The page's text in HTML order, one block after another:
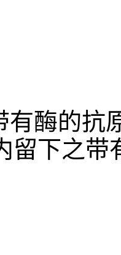
有酶的抗
留下之带